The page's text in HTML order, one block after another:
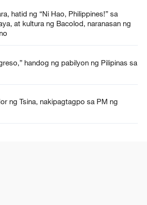
hatid ng “Ni Hao, Philippines!” sa
at kultura ng Bacolod, naranasan ng
handog ng pabilyon ng Pilipinas sa
ng Tsina, nakipagtagpo sa PM ng